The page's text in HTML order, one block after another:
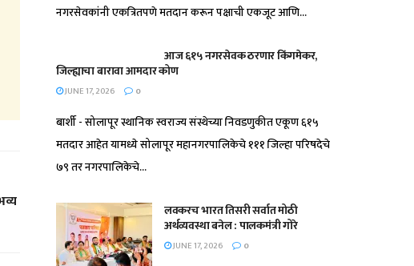
नगरसेवकांनी एकत्रितपणे मतदान करून पक्षाची एकजूट आणि...
आज ६१५ नगरसेवक ठरणार किंगमेकर,
जिल्ह्याचा बारावा आमदार कोण
JUNE 17, 2026 0
बार्शी - सोलापूर स्थानिक स्वराज्य संस्थेच्या निवडणुकीत एकूण ६१५
मतदार आहेत यामध्ये सोलापूर महानगरपालिकेचे १११ जिल्हा परिषदेचे
७९ तर नगरपालिकेचे...
लवकरच भारत तिसरी सर्वात मोठी
अर्थव्यवस्था बनेल : पालकमंत्री गोरे
JUNE 17, 2026 0